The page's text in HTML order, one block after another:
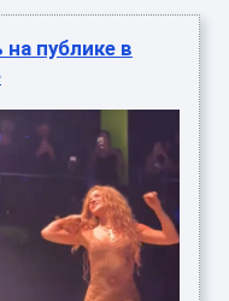
публике в